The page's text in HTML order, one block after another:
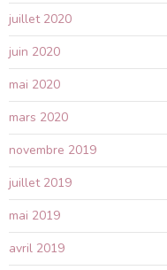
juillet 2020
juin 2020
mai 2020
mars 2020
novembre 2019
juillet 2019
mai 2019
avril 2019